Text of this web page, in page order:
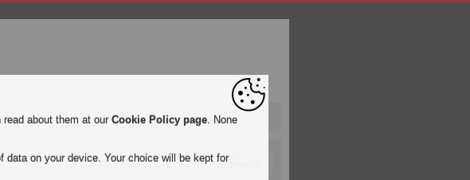
าร์ about them at our Cookie Policy page. None
on your device. Your choice will be kept for